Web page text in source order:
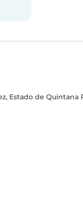
Estado de Quintana